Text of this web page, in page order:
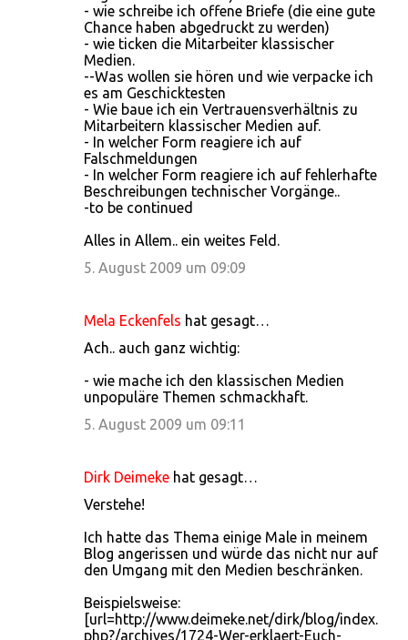
- wie schreibe ich offene Briefe (die eine gute
Chance haben abgedruckt zu werden)
- wie ticken die Mitarbeiter klassischer
Medien.
--Was wollen sie hören und wie verpacke ich
es am Geschicktesten
- Wie baue ich ein Vertrauensverhältnis zu
Mitarbeitern klassischer Medien auf.
- In welcher Form reagiere ich auf
Falschmeldungen
- In welcher Form reagiere ich auf fehlerhafte
Beschreibungen technischer Vorgänge..
-to be continued
Alles in Allem.. ein weites Feld.
5. August 2009 um 09:09
Mela Eckenfels hat gesagt…
Ach.. auch ganz wichtig:
- wie mache ich den klassischen Medien
unpopuläre Themen schmackhaft.
5. August 2009 um 09:11
Dirk Deimeke hat gesagt…
Verstehe!
Ich hatte das Thema einige Male in meinem
Blog angerissen und würde das nicht nur auf
den Umgang mit den Medien beschränken.
Beispielsweise:
[url=http://www.deimeke.net/dirk/blog/index.
php?/archives/1724-Wer-erklaert-Euch-